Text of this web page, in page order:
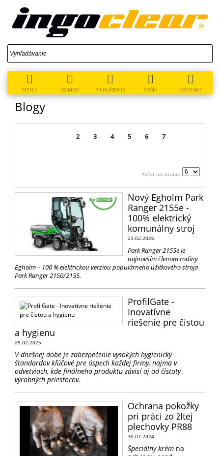
MENU DOMOV PRIHLÁSENIE KOŠÍK KONTAKT
Blogy
2 3 4 5 6 7
Počet na stranu:
Nový Egholm Park
Ranger 2155e -
100% elektrický
komunálny stroj
23.02.2026
Park Ranger 2155e je
najnovším členom rodiny
Egholm – 100 % elektrickou verziou populárneho úžitkového stroja
Park Ranger 2150/2155.
ProfilGate -
Inovatívne
riešenie pre čistou
a hygienu
25.02.2025
V dnešnej dobe je zabezpečenie vysokých hygienický
štandardov kľúčové pre úspech každej firmy, najmä v
odvetviach, kde finálneho produktu závisí aj od čistoty
výrobných priestorov.
Ochrana pokožky
pri práci zo žltej
plechovky PR88
30.07.2024
Špeciálny krém na